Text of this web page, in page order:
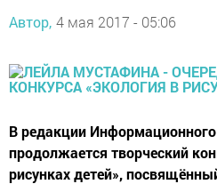
Автор, 4 мая 2017 - 05:06
В редакции
продолжается творческий
рисунках детей»,